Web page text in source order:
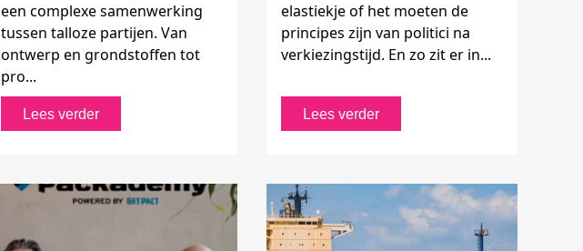
een complexe samenwerking
tussen talloze partijen. Van
ontwerp en grondstoffen tot
pro...
Lees verder
elastiekje of het moeten de
principes zijn van politici na
verkiezingstijd. En zo zit er in...
Lees verder